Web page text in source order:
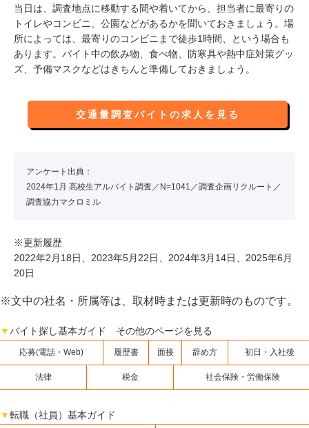
当日は、調査地点に移動する間や着いてから、担当者に最寄りの
トイレやコンビニ、公園などがあるかを聞いておきましょう。場
所によっては、最寄りのコンビニまで徒歩1時間、という場合も
あります。バイト中の飲み物、食べ物、防寒具や熱中症対策グッ
ズ、予備マスクなどはきちんと準備しておきましょう。
交通量調査バイトの求人を見る
アンケート出典：
2024年1月 高校生アルバイト調査／N=1041／調査企画リクルート／
調査協力マクロミル
※更新履歴
2022年2月18日、2023年5月22日、2024年3月14日、2025年6月
20日
※文中の社名・所属等は、取材時または更新時のものです。
▼バイト探し基本ガイド その他のページを見る
応募(電話・Web) 履歴書 面接 辞め方 初日・入社後
法律 税金 社会保険・労働保険
▼転職（社員）基本ガイド